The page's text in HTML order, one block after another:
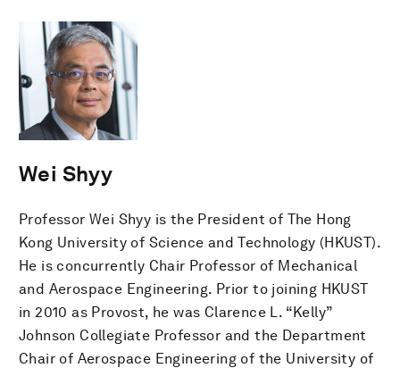
Wei Shyy
Professor Wei Shyy is the President of The Hong
Kong University of Science and Technology (HKUST).
He is concurrently Chair Professor of Mechanical
and Aerospace Engineering. Prior to joining HKUST
in 2010 as Provost, he was Clarence L. “Kelly”
Johnson Collegiate Professor and the Department
Chair of Aerospace Engineering of the University of